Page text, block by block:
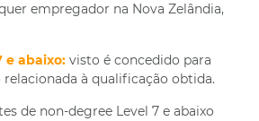
empregador na Nova Zelândia,
e abaixo:visto é concedido para
à qualificação obtida.
de non-degree Level 7 e abaixo